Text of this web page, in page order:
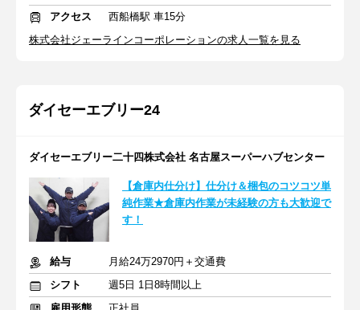
アクセス
西船橋駅 車15分
株式会社ジェーラインコーポレーションの求人一覧を見る
ダイセーエブリー24
ダイセーエブリー二十四株式会社 名古屋スーパーハブセンター
【倉庫内仕分け】仕分け＆梱包のコツコツ単
純作業★倉庫内作業が未経験の方も大歓迎で
す！
給与
月給24万2970円＋交通費
シフト
週5日 1日8時間以上